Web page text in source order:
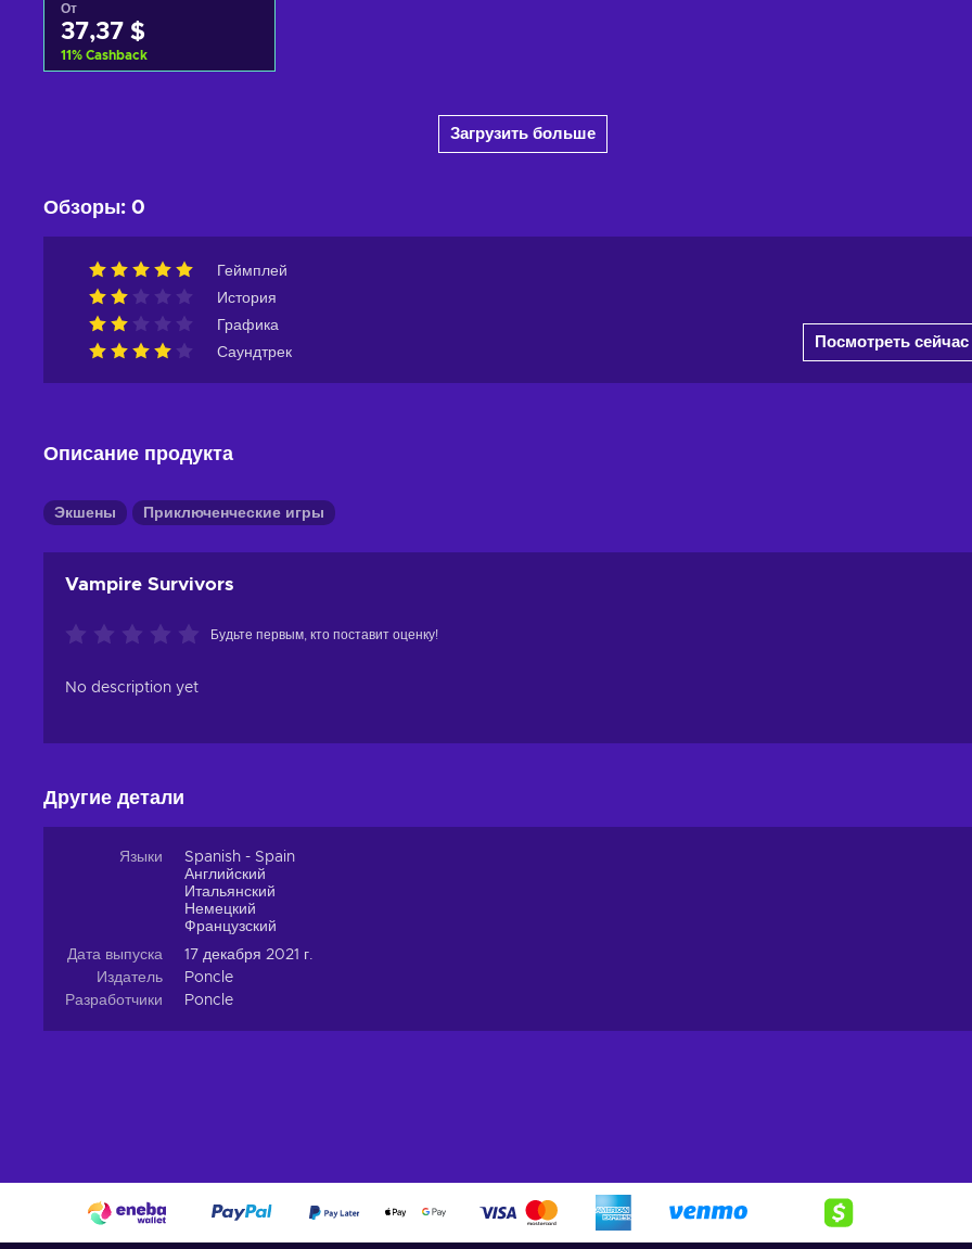
От
37,37 $
11% Cashback
Загрузить больше
Обзоры: 0
Геймплей
История
Графика
Саундтрек
Посмотреть сейчас
Описание продукта
Экшены Приключенческие игры
Vampire Survivors
Будьте первым, кто поставит оценку!
No description yet
Другие детали
Языки
Spanish - Spain
Английский
Итальянский
Немецкий
Французский
Дата выпуска
17 декабря 2021 г.
Издатель
Poncle
Разработчики
Poncle